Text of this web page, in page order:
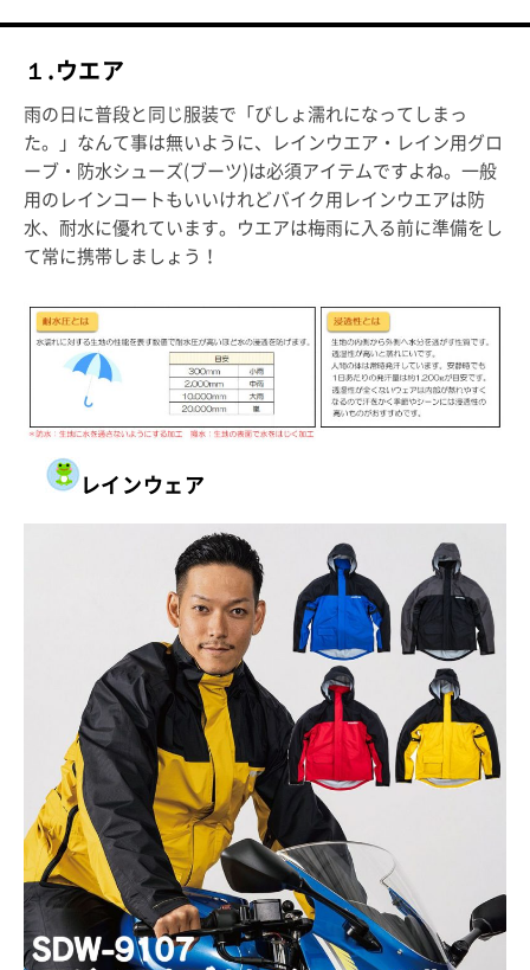
１.ウエア
雨の日に普段と同じ服装で「びしょ濡れになってしまっ
た。」なんて事は無いように、レインウエア・レイン用グロ
ーブ・防水シューズ(ブーツ)は必須アイテムですよね。一般
用のレインコートもいいけれどバイク用レインウエアは防
水、耐水に優れています。ウエアは梅雨に入る前に準備をし
て常に携帯しましょう！
レインウェア